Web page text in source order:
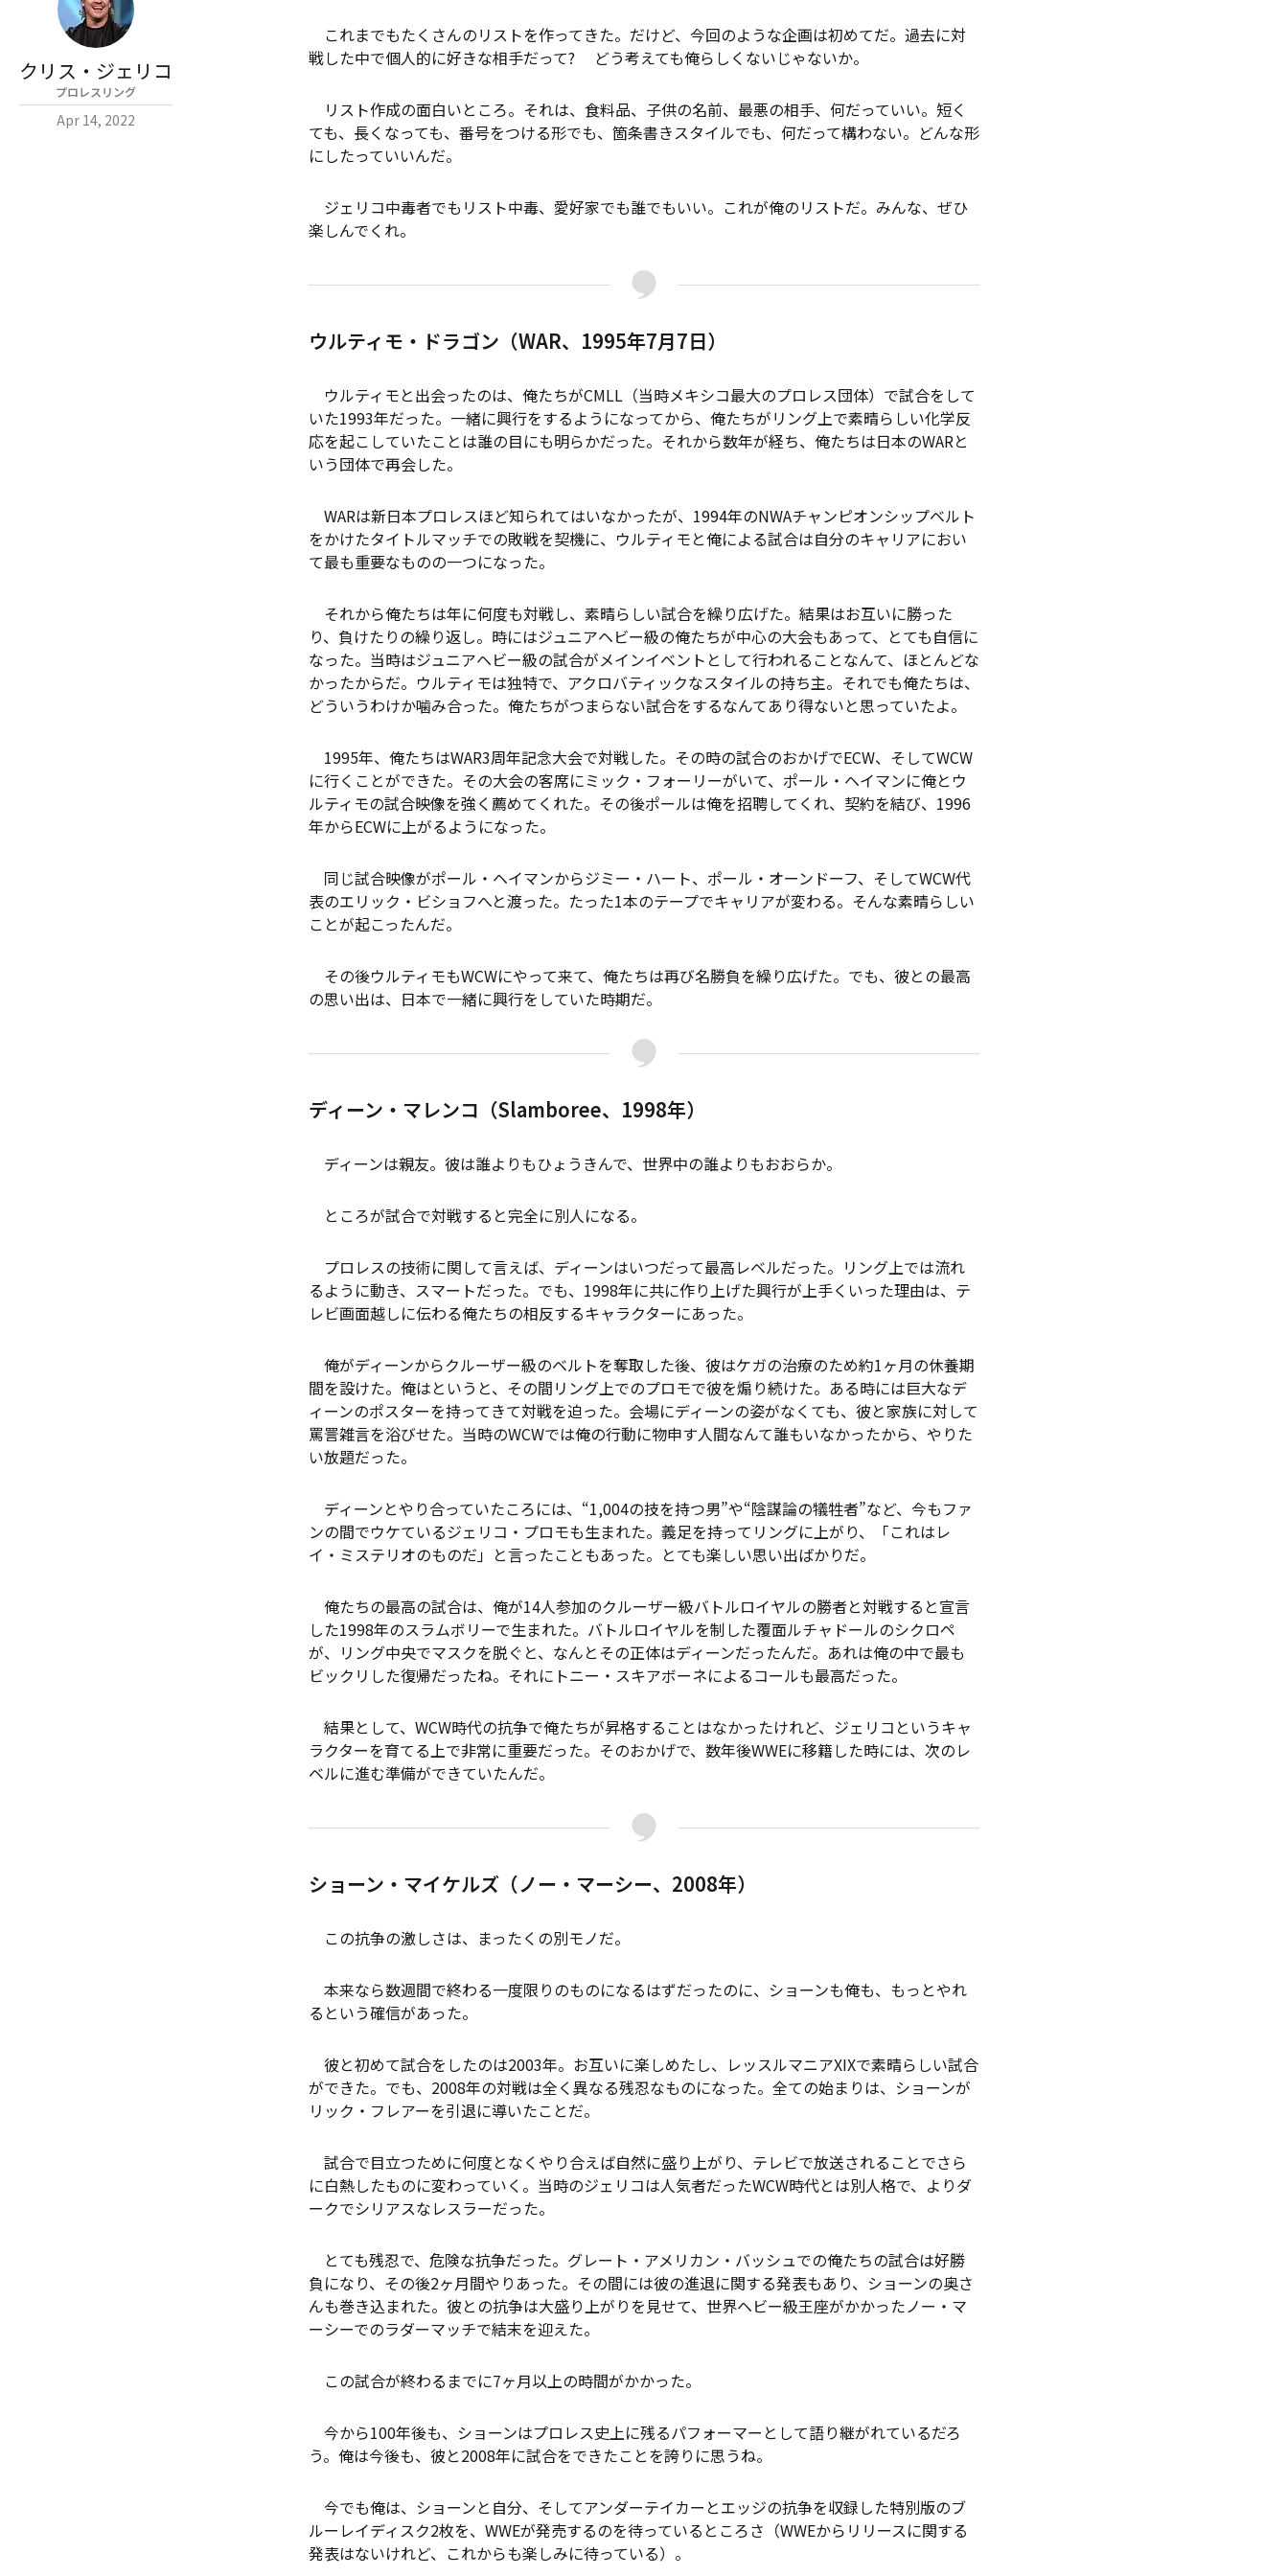
クリス・ジェリコ
プロレスリング
Apr 14, 2022
これまでもたくさんのリストを作ってきた。だけど、今回のような企画は初めてだ。過去に対
戦した中で個人的に好きな相手だって? どう考えても俺らしくないじゃないか。
リスト作成の面白いところ。それは、食料品、子供の名前、最悪の相手、何だっていい。短く
ても、長くなっても、番号をつける形でも、箇条書きスタイルでも、何だって構わない。どんな形
にしたっていいんだ。
ジェリコ中毒者でもリスト中毒、愛好家でも誰でもいい。これが俺のリストだ。みんな、ぜひ
楽しんでくれ。
ウルティモ・ドラゴン（WAR、1995年7月7日）
ウルティモと出会ったのは、俺たちがCMLL（当時メキシコ最大のプロレス団体）で試合をして
いた1993年だった。一緒に興行をするようになってから、俺たちがリング上で素晴らしい化学反
応を起こしていたことは誰の目にも明らかだった。それから数年が経ち、俺たちは日本のWARと
いう団体で再会した。
WARは新日本プロレスほど知られてはいなかったが、1994年のNWAチャンピオンシップベルト
をかけたタイトルマッチでの敗戦を契機に、ウルティモと俺による試合は自分のキャリアにおい
て最も重要なものの一つになった。
それから俺たちは年に何度も対戦し、素晴らしい試合を繰り広げた。結果はお互いに勝った
り、負けたりの繰り返し。時にはジュニアヘビー級の俺たちが中心の大会もあって、とても自信に
なった。当時はジュニアヘビー級の試合がメインイベントとして行われることなんて、ほとんどな
かったからだ。ウルティモは独特で、アクロバティックなスタイルの持ち主。それでも俺たちは、
どういうわけか噛み合った。俺たちがつまらない試合をするなんてあり得ないと思っていたよ。
1995年、俺たちはWAR3周年記念大会で対戦した。その時の試合のおかげでECW、そしてWCW
に行くことができた。その大会の客席にミック・フォーリーがいて、ポール・ヘイマンに俺とウ
ルティモの試合映像を強く薦めてくれた。その後ポールは俺を招聘してくれ、契約を結び、1996
年からECWに上がるようになった。
同じ試合映像がポール・ヘイマンからジミー・ハート、ポール・オーンドーフ、そしてWCW代
表のエリック・ビショフへと渡った。たった1本のテープでキャリアが変わる。そんな素晴らしい
ことが起こったんだ。
その後ウルティモもWCWにやって来て、俺たちは再び名勝負を繰り広げた。でも、彼との最高
の思い出は、日本で一緒に興行をしていた時期だ。
ディーン・マレンコ（Slamboree、1998年）
ディーンは親友。彼は誰よりもひょうきんで、世界中の誰よりもおおらか。
ところが試合で対戦すると完全に別人になる。
プロレスの技術に関して言えば、ディーンはいつだって最高レベルだった。リング上では流れ
るように動き、スマートだった。でも、1998年に共に作り上げた興行が上手くいった理由は、テ
レビ画面越しに伝わる俺たちの相反するキャラクターにあった。
俺がディーンからクルーザー級のベルトを奪取した後、彼はケガの治療のため約1ヶ月の休養期
間を設けた。俺はというと、その間リング上でのプロモで彼を煽り続けた。ある時には巨大なデ
ィーンのポスターを持ってきて対戦を迫った。会場にディーンの姿がなくても、彼と家族に対して
罵詈雑言を浴びせた。当時のWCWでは俺の行動に物申す人間なんて誰もいなかったから、やりた
い放題だった。
ディーンとやり合っていたころには、“1,004の技を持つ男”や“陰謀論の犠牲者”など、今もファ
ンの間でウケているジェリコ・プロモも生まれた。義足を持ってリングに上がり、「これはレ
イ・ミステリオのものだ」と言ったこともあった。とても楽しい思い出ばかりだ。
俺たちの最高の試合は、俺が14人参加のクルーザー級バトルロイヤルの勝者と対戦すると宣言
した1998年のスラムボリーで生まれた。バトルロイヤルを制した覆面ルチャドールのシクロペ
が、リング中央でマスクを脱ぐと、なんとその正体はディーンだったんだ。あれは俺の中で最も
ビックリした復帰だったね。それにトニー・スキアボーネによるコールも最高だった。
結果として、WCW時代の抗争で俺たちが昇格することはなかったけれど、ジェリコというキャ
ラクターを育てる上で非常に重要だった。そのおかげで、数年後WWEに移籍した時には、次のレ
ベルに進む準備ができていたんだ。
ショーン・マイケルズ（ノー・マーシー、2008年）
この抗争の激しさは、まったくの別モノだ。
本来なら数週間で終わる一度限りのものになるはずだったのに、ショーンも俺も、もっとやれ
るという確信があった。
彼と初めて試合をしたのは2003年。お互いに楽しめたし、レッスルマニアXIXで素晴らしい試合
ができた。でも、2008年の対戦は全く異なる残忍なものになった。全ての始まりは、ショーンが
リック・フレアーを引退に導いたことだ。
試合で目立つために何度となくやり合えば自然に盛り上がり、テレビで放送されることでさら
に白熱したものに変わっていく。当時のジェリコは人気者だったWCW時代とは別人格で、よりダ
ークでシリアスなレスラーだった。
とても残忍で、危険な抗争だった。グレート・アメリカン・バッシュでの俺たちの試合は好勝
負になり、その後2ヶ月間やりあった。その間には彼の進退に関する発表もあり、ショーンの奥さ
んも巻き込まれた。彼との抗争は大盛り上がりを見せて、世界ヘビー級王座がかかったノー・マ
ーシーでのラダーマッチで結末を迎えた。
この試合が終わるまでに7ヶ月以上の時間がかかった。
今から100年後も、ショーンはプロレス史上に残るパフォーマーとして語り継がれているだろ
う。俺は今後も、彼と2008年に試合をできたことを誇りに思うね。
今でも俺は、ショーンと自分、そしてアンダーテイカーとエッジの抗争を収録した特別版のブ
ルーレイディスク2枚を、WWEが発売するのを待っているところさ（WWEからリリースに関する
発表はないけれど、これからも楽しみに待っている）。